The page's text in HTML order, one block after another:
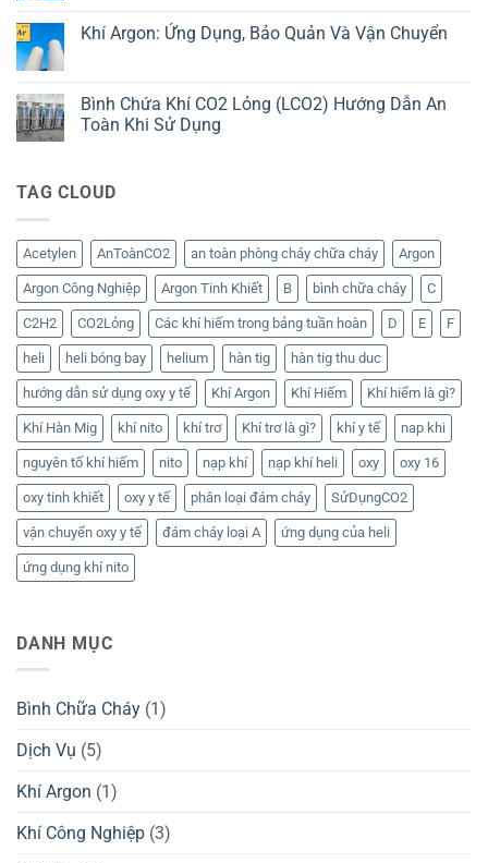
Chọn
Công
Dụng
&
Hướng
(Cập
bình
Ích
&
Ứng
Của
Argon)
Khí Argon: Ứng Dụng, Bảo Quản Và Vận Chuyển
luận
ở
Khí
Bảo
Quản
Chuyển
Bình Chứa Khí CO2 Lỏng (LCO2) Hướng Dẫn An
Toàn Khi Sử Dụng
luận
Khí
CO2
Lỏng
(LCO2)
Hướng
Dẫn
An
Toàn
Khi
Sử
Dụng
TAG CLOUD
Acetylen AnToànCO2 an toàn phòng cháy chữa cháy Argon
Argon Công Nghiệp Argon Tinh Khiết B bình chữa cháy C
C2H2 CO2Lỏng Các khí hiếm trong bảng tuần hoàn D E F
heli heli bóng bay helium hàn tig hàn tig thu duc
hướng dẫn sử dụng oxy y tế Khí Argon Khí Hiếm Khí hiểm là gì?
Khí Hàn Mig khí nito khí trơ Khí trơ là gì? khí y tế nap khi
nguyên tố khí hiếm nito nạp khí nạp khí heli oxy oxy 16
oxy tinh khiết oxy y tế phân loại đám cháy SửDụngCO2
vận chuyển oxy y tế đám cháy loại A ứng dụng của heli
ứng dụng khí nito
DANH MỤC
Bình Chữa Cháy (1)
Dịch Vụ (5)
Khí Argon (1)
Khí Công Nghiệp (3)